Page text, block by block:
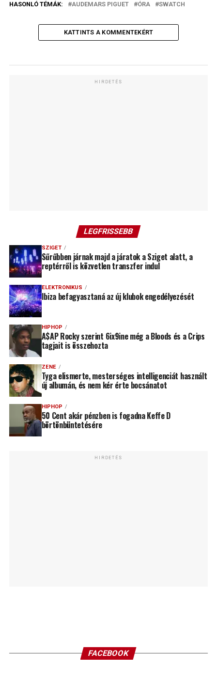
HASONLÓ TÉMÁK: AUDEMARS PIGUET ÓRA SWATCH
KATTINTS A KOMMENTEKÉRT
HIRDETÉS
LEGFRISSEBB
SZIGET
Sűrűbben járnak majd a járatok a Sziget alatt, a
reptérről is közvetlen transzfer indul
ELEKTRONIKUS
Ibiza befagyasztaná az új klubok engedélyezését
HIPHOP
A$AP Rocky szerint 6ix9ine még a Bloods és a Crips
tagjait is összehozta
ZENE
Tyga elismerte, mesterséges intelligenciát használt
új albumán, és nem kér érte bocsánatot
HIPHOP
50 Cent akár pénzben is fogadna Keffe D
börtönbüntetésére
HIRDETÉS
FACEBOOK